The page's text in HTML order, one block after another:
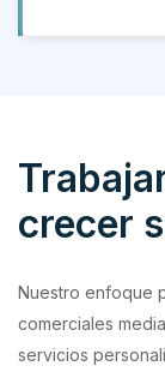
crecer
Nuestro enfoque
comerciales
servicios